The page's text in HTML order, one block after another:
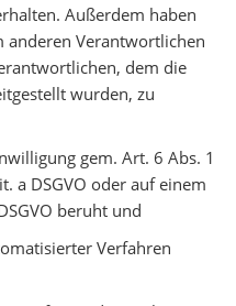
Außerdem haben
anderen Verantwortlichen
dem die
wurden, zu
gem. Art. 6 Abs. 1
a DSGVO oder auf einem
beruht und
Verfahren